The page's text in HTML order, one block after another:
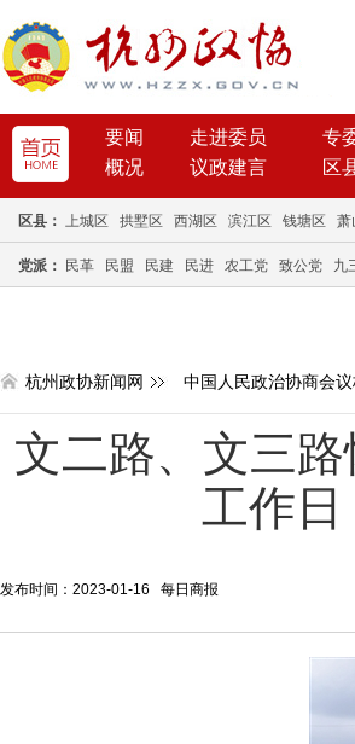
要闻 走进委员
专
概况
议政建言 区
区县： 上城区 拱墅区 西湖区 滨江区 钱塘区 萧
党派： 民革 民盟 民建 民进 农工党 致公党 九
杭州政协新闻网 中国人民政治协商会
文二路、文三
工作
发布时间：2023-01-16 每日商报